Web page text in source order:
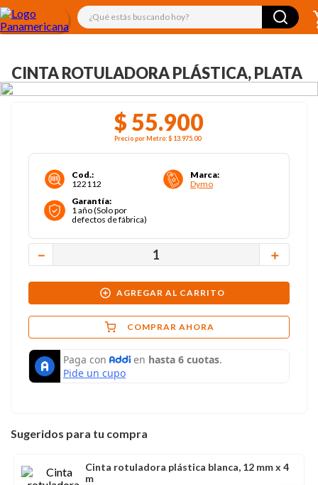
¿Qué estás buscando hoy?
CINTA ROTULADORA PLÁSTICA, PLATA
$ 55.900
Precio porMetro:$ 13.975.00
Cod.:
122112
Marca:
Dymo
Garantía:
1 año (Solo por
defectos de fábrica)
＋
－
AGREGAR AL CARRITO
COMPRAR AHORA
Sugeridos para tu compra
Cinta rotuladora plástica blanca, 12 mm x 4
m